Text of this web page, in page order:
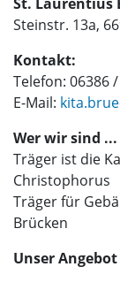
Steinstr. 13a,
Kontakt:
Telefon: 06386
E-Mail:
Wer wir sind ...
Träger ist die
Christophorus
Träger für
Brücken
Unser Angebot